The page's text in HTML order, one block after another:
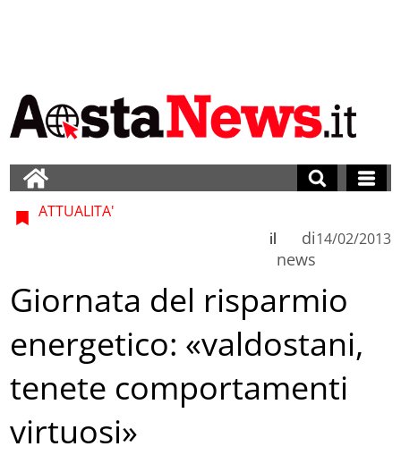
ATTUALITA'
di
news
il 14/02/2013
Giornata del risparmio
energetico: «valdostani,
tenete comportamenti
virtuosi»